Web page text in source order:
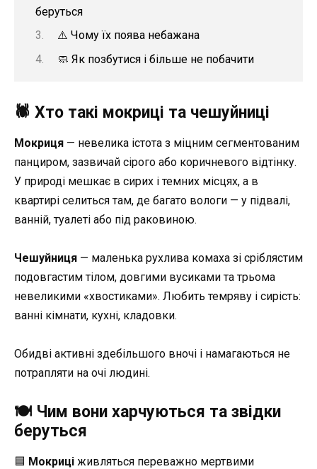
беруться
⚠️ Чому їх поява небажана
🧼 Як позбутися і більше не побачити
🕷️ Хто такі мокриці та чешуйниці
Мокриця — невелика істота з міцним сегментованим
панциром, зазвичай сірого або коричневого відтінку.
У природі мешкає в сирих і темних місцях, а в
квартирі селиться там, де багато вологи — у підвалі,
ванній, туалеті або під раковиною.
Чешуйниця — маленька рухлива комаха зі сріблястим
подовгастим тілом, довгими вусиками та трьома
невеликими «хвостиками». Любить темряву і сирість:
ванні кімнати, кухні, кладовки.
Обидві активні здебільшого вночі і намагаються не
потрапляти на очі людині.
🍽️ Чим вони харчуються та звідки
беруться
🟦 Мокриці живляться переважно мертвими